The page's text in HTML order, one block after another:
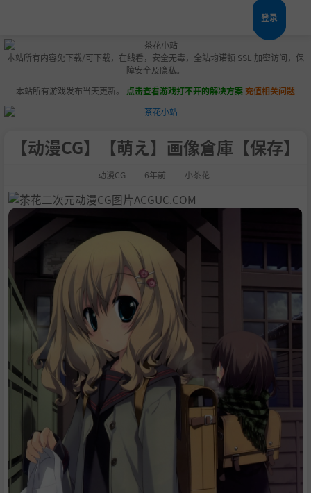
登录
本站所有内容免下载/可下载，在线看，安全无毒，全站均诺顿 SSL 加密访问，保
障安全及隐私。
本站所有游戏发布当天更新。 点击查看游戏打不开的解决方案充值相关问题
【动漫CG】【萌え】画像倉庫【保存】
动漫CG 6年前 小茶花